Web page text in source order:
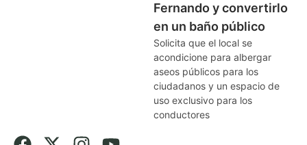
Fernando y convertirlo
en un baño público
Solicita que el local se
acondicione para albergar
aseos públicos para los
ciudadanos y un espacio de
uso exclusivo para los
conductores